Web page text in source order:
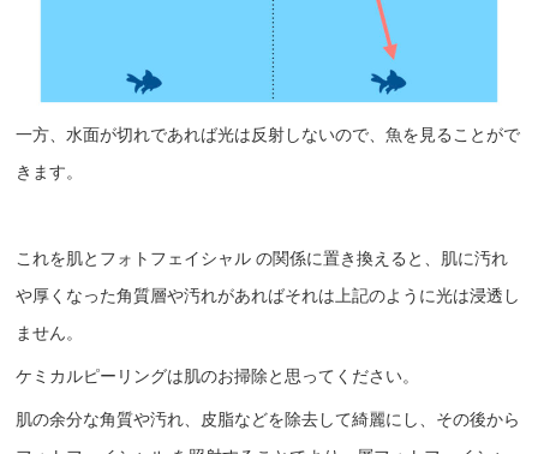
一方、水面が切れであれば光は反射しないので、魚を見ることがで
きます。
これを肌とフォトフェイシャル の関係に置き換えると、肌に汚れ
や厚くなった角質層や汚れがあればそれは上記のように光は浸透し
ません。
ケミカルピーリングは肌のお掃除と思ってください。
肌の余分な角質や汚れ、皮脂などを除去して綺麗にし、その後から